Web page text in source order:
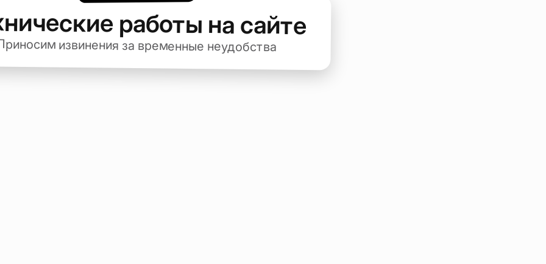
работы на сайте
извинения за временные неудобства